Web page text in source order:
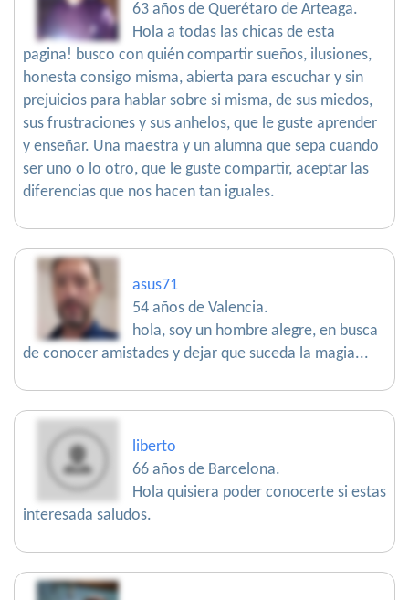
63 años de Querétaro de Arteaga.
Hola a todas las chicas de esta
pagina! busco con quién compartir sueños, ilusiones,
honesta consigo misma, abierta para escuchar y sin
prejuicios para hablar sobre si misma, de sus miedos,
sus frustraciones y sus anhelos, que le guste aprender
y enseñar. Una maestra y un alumna que sepa cuando
ser uno o lo otro, que le guste compartir, aceptar las
diferencias que nos hacen tan iguales.
asus71
54 años de Valencia.
hola, soy un hombre alegre, en busca
de conocer amistades y dejar que suceda la magia...
liberto
66 años de Barcelona.
Hola quisiera poder conocerte si estas
interesada saludos.